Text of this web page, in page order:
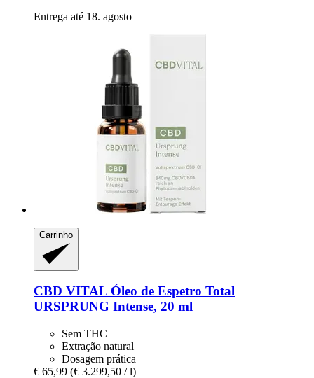
Entrega até 18. agosto
Carrinho
CBD VITAL Óleo de Espetro Total
URSPRUNG Intense, 20 ml
Sem THC
Extração natural
Dosagem prática
€ 65,99 (€ 3.299,50 / l)